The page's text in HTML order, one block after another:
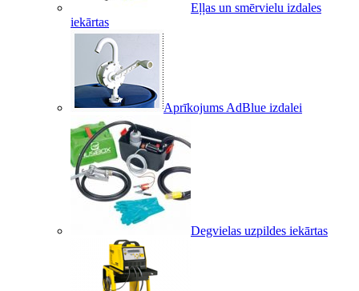
Eļļas un smērvielu izdales
iekārtas
Aprīkojums AdBlue izdalei
Degvielas uzpildes iekārtas